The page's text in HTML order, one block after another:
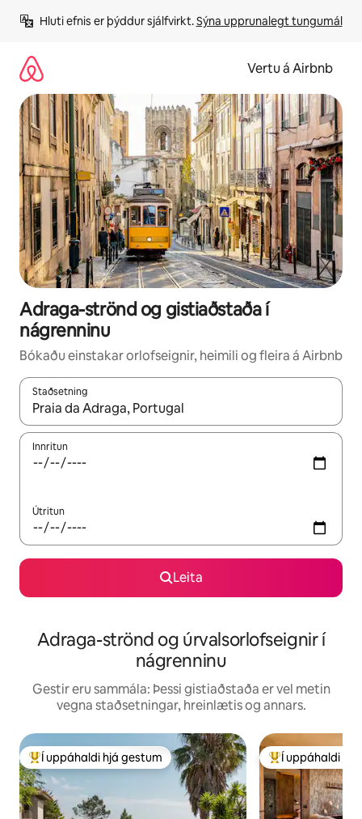
beint
Hluti efnis er þýddur sjálfvirkt. Sýna upprunalegt tungumál
Vertu á Airbnb
Adraga-strönd og gistiaðstaða í
nágrenninu
Bókaðu einstakar orlofseignir, heimili og fleira á Airbnb
Staðsetning
Þegar niðurstöður liggja fyrir skaltu nota upp og niður
Innritun
Útritun
Leita
Adraga-strönd og úrvalsorlofseignir í
nágrenninu
Gestir eru sammála: Þessi gistiaðstaða er vel metin
vegna staðsetningar, hreinlætis og annars.
Í mestu uppáhaldi hjá gestum
Í uppáhaldi hjá gestum Í mestu
Í uppáhaldi